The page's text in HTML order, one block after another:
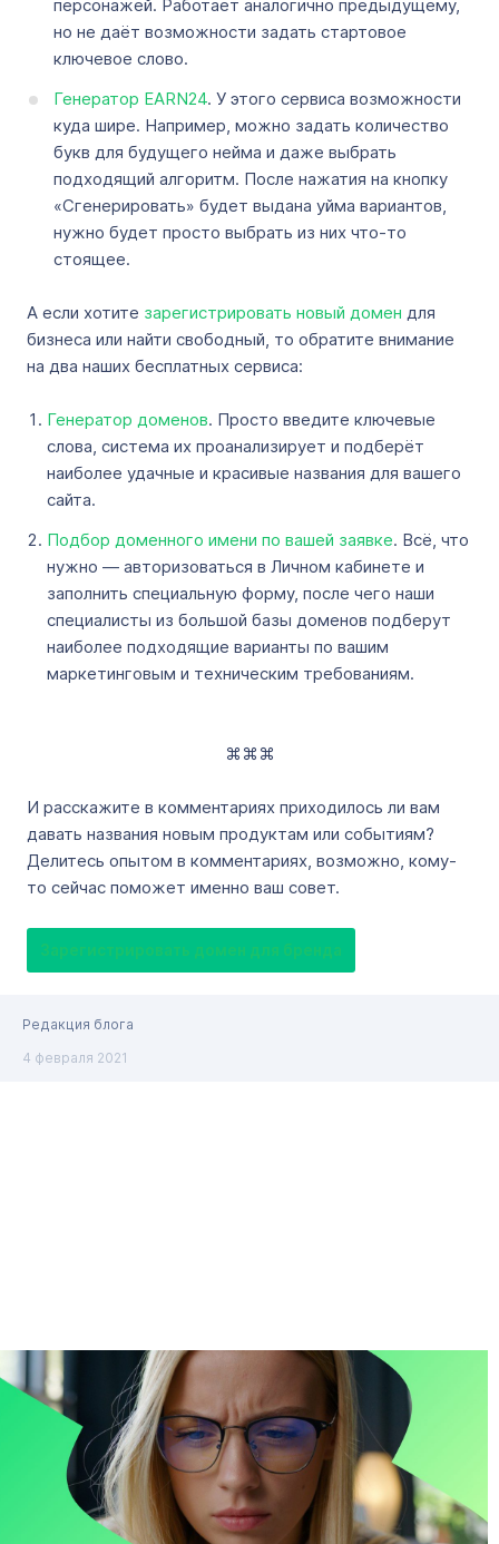
персонажей. Работает аналогично предыдущему,
но не даёт возможности задать стартовое
ключевое слово.
Генератор EARN24. У этого сервиса возможности
куда шире. Например, можно задать количество
букв для будущего нейма и даже выбрать
подходящий алгоритм. После нажатия на кнопку
«Сгенерировать» будет выдана уйма вариантов,
нужно будет просто выбрать из них что-то
стоящее.
А если хотите зарегистрировать новый домен для
бизнеса или найти свободный, то обратите внимание
на два наших бесплатных сервиса:
Генератор доменов. Просто введите ключевые
слова, система их проанализирует и подберёт
наиболее удачные и красивые названия для вашего
сайта.
Подбор доменного имени по вашей заявке. Всё, что
нужно — авторизоваться в Личном кабинете и
заполнить специальную форму, после чего наши
специалисты из большой базы доменов подберут
наиболее подходящие варианты по вашим
маркетинговым и техническим требованиям.
⌘⌘⌘
И расскажите в комментариях приходилось ли вам
давать названия новым продуктам или событиям?
Делитесь опытом в комментариях, возможно, кому-
то сейчас поможет именно ваш совет.
Зарегистрировать домен для бренда
Редакция блога
4 февраля 2021